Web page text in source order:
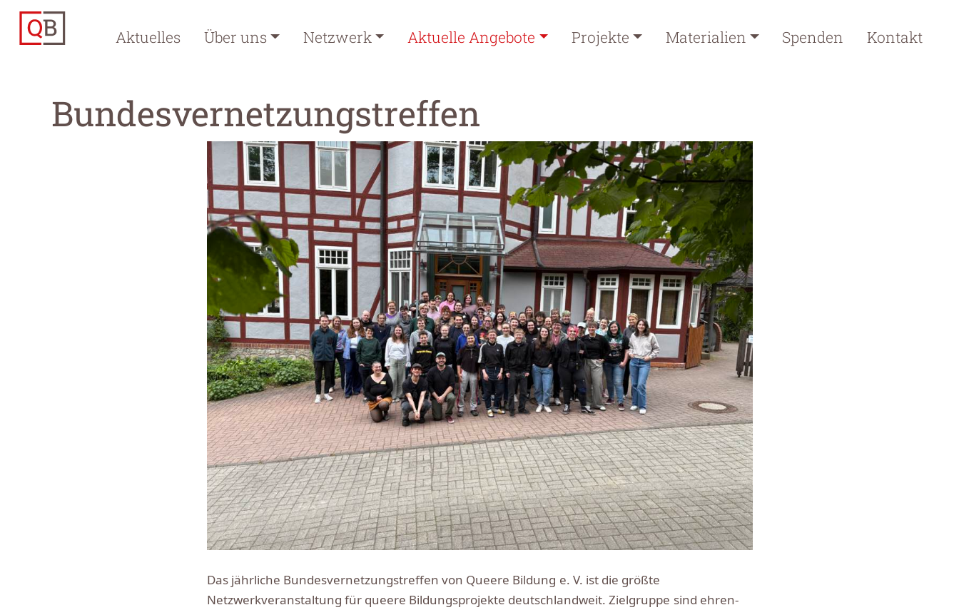
Aktuelles Über uns Netzwerk Aktuelle Angebote Projekte Materialien Spenden Kontakt
Bundesvernetzungstreffen
Das jährliche Bundesvernetzungstreffen von Queere Bildung e. V. ist die größte
Netzwerkveranstaltung für queere Bildungsprojekte deutschlandweit. Zielgruppe sind ehren-